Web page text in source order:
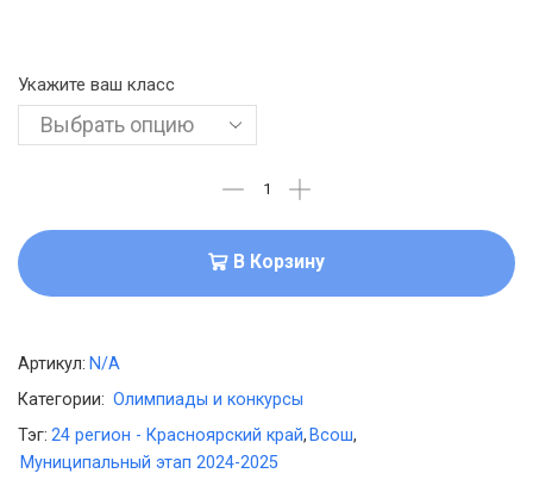
Укажите ваш класс
В Корзину
Артикул: N/A
Категории: Олимпиады и конкурсы
Тэг: 24 регион - Красноярский край, Всош,
Муниципальный этап 2024-2025